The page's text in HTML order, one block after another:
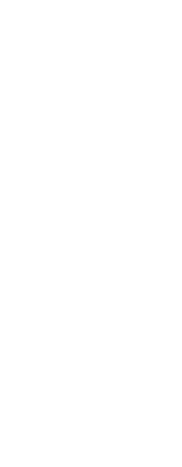
auf einem Endgerät
von Werbeanzeigen
Werbung